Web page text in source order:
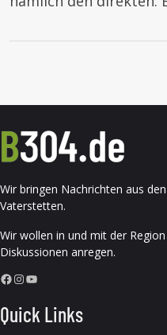
Wir bringen Nachrichten aus
Vaterstetten.
Wir wollen in und mit der
Diskussionen anregen.
Facebook InstagramYouTube
Quick Links